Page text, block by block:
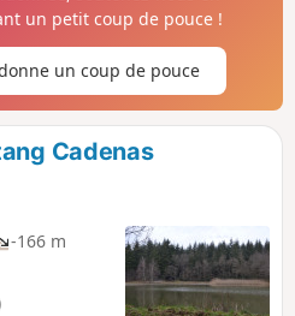
un petit coup de pouce !
un coup de pouce
Cadenas
-166 m